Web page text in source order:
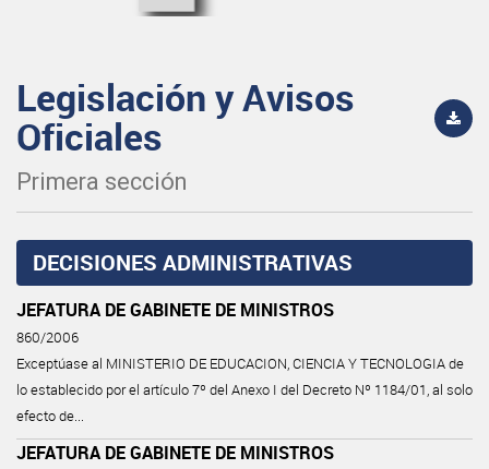
Legislación y Avisos
Oficiales
Primera sección
DECISIONES ADMINISTRATIVAS
JEFATURA DE GABINETE DE MINISTROS
860/2006
Exceptúase al MINISTERIO DE EDUCACION, CIENCIA Y TECNOLOGIA de
lo establecido por el artículo 7º del Anexo I del Decreto Nº 1184/01, al solo
efecto de...
JEFATURA DE GABINETE DE MINISTROS